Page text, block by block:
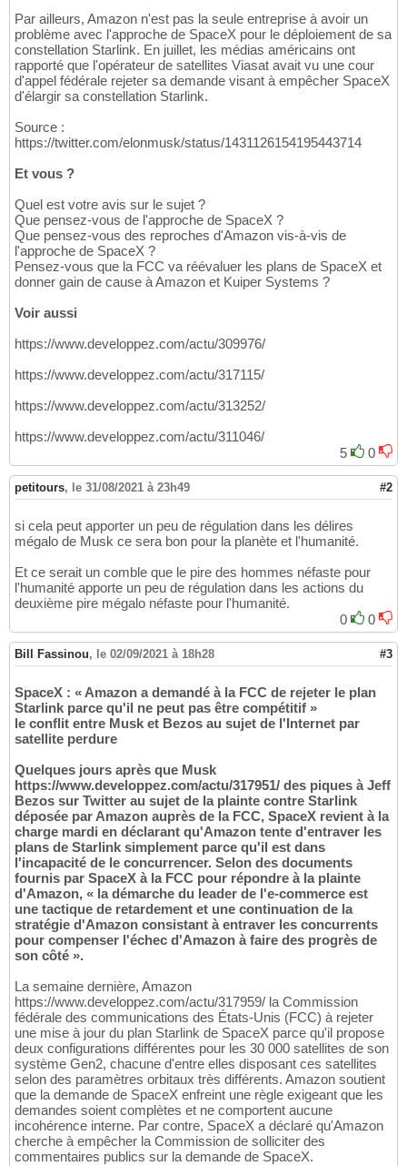
Par ailleurs, Amazon n'est pas la seule entreprise à avoir un
problème avec l'approche de SpaceX pour le déploiement de sa
constellation Starlink. En juillet, les médias américains ont
rapporté que l'opérateur de satellites Viasat avait vu une cour
d'appel fédérale rejeter sa demande visant à empêcher SpaceX
d'élargir sa constellation Starlink.
Source :
https://twitter.com/elonmusk/status/1431126154195443714
Et vous ?
Quel est votre avis sur le sujet ?
Que pensez-vous de l'approche de SpaceX ?
Que pensez-vous des reproches d'Amazon vis-à-vis de
l'approche de SpaceX ?
Pensez-vous que la FCC va réévaluer les plans de SpaceX et
donner gain de cause à Amazon et Kuiper Systems ?
Voir aussi
https://www.developpez.com/actu/309976/
https://www.developpez.com/actu/317115/
https://www.developpez.com/actu/313252/
https://www.developpez.com/actu/311046/
5
0
petitours, le 31/08/2021 à 23h49 #2
si cela peut apporter un peu de régulation dans les délires
mégalo de Musk ce sera bon pour la planète et l'humanité.
Et ce serait un comble que le pire des hommes néfaste pour
l'humanité apporte un peu de régulation dans les actions du
deuxième pire mégalo néfaste pour l'humanité.
0
0
Bill Fassinou, le 02/09/2021 à 18h28 #3
SpaceX : « Amazon a demandé à la FCC de rejeter le plan
Starlink parce qu'il ne peut pas être compétitif »
le conflit entre Musk et Bezos au sujet de l'Internet par
satellite perdure
Quelques jours après que Musk
https://www.developpez.com/actu/317951/ des piques à Jeff
Bezos sur Twitter au sujet de la plainte contre Starlink
déposée par Amazon auprès de la FCC, SpaceX revient à la
charge mardi en déclarant qu'Amazon tente d'entraver les
plans de Starlink simplement parce qu'il est dans
l'incapacité de le concurrencer. Selon des documents
fournis par SpaceX à la FCC pour répondre à la plainte
d'Amazon, « la démarche du leader de l'e-commerce est
une tactique de retardement et une continuation de la
stratégie d'Amazon consistant à entraver les concurrents
pour compenser l'échec d'Amazon à faire des progrès de
son côté ».
La semaine dernière, Amazon
https://www.developpez.com/actu/317959/ la Commission
fédérale des communications des États-Unis (FCC) à rejeter
une mise à jour du plan Starlink de SpaceX parce qu'il propose
deux configurations différentes pour les 30 000 satellites de son
système Gen2, chacune d'entre elles disposant ces satellites
selon des paramètres orbitaux très différents. Amazon soutient
que la demande de SpaceX enfreint une règle exigeant que les
demandes soient complètes et ne comportent aucune
incohérence interne. Par contre, SpaceX a déclaré qu'Amazon
cherche à empêcher la Commission de solliciter des
commentaires publics sur la demande de SpaceX.